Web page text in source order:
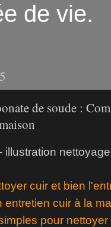
de vie.
de soude :
cuir et bien
entretien cuir à la
pour